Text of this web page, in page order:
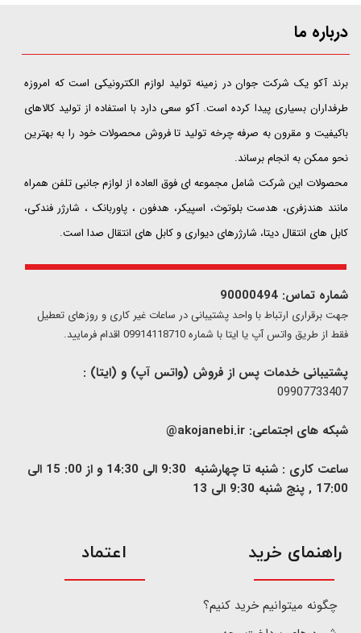
درباره ما
​​​​​​​برند آکو یک شرکت جوان در زمینه تولید لوازم الکترونیکی است که امروزه
طرفداران بسیاری پیدا کرده است. آکو سعی دارد با استفاده از تولید کالاهای
باکیفیت و مقرون به صرفه چرخه تولید تا فروش محصولات خود را به بهترین
نحو ممکن به انجام برساند.
محصولات این شرکت شامل مجموعه ای فوق العاده از لوازم جانبی تلفن همراه
مانند هندزفری، هدست بلوتوث، اسپیکر، هدفون ، پاوربانک ، شارژر فندکی،
کابل های انتقال دیتا، شارژرهای دیواری و کابل های انتقال صدا است.
شماره تماس: 90000494
​​جهت برقراری ارتباط با واحد پشتیبانی در ساعات غیر کاری و روزهای تعطیل
فقط از طریق واتس آپ یا ایتا با شماره 09914118710 اقدام فرمایید.
پشتیبانی خدمات پس از فروش (واتس آپ) و (ایتا) :
09907733407
شبکه های اجتماعی: akojanebi.ir@
ساعت کاری : شنبه تا چهارشنبه 9:30 الی 14:30 و از 00: 15 الی
17:00 , پنج شنبه 9:30 الی 13
​راهنمای خرید
چگونه میتوانیم خرید کنیم؟
اعتماد